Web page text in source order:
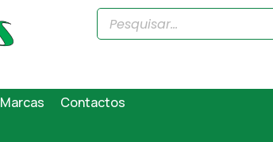
Marcas Contactos